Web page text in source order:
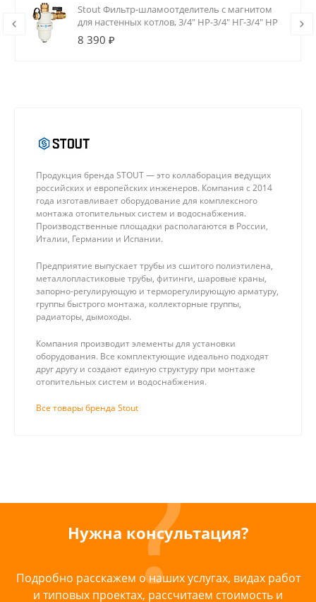
Stout Фильтр-шламоотделитель с магнитом
для настенных котлов, 3/4" НР-3/4" НГ-3/4" НР
8 390 ₽
Продукция бренда STOUT — это коллаборация ведущих
российских и европейских инженеров. Компания с 2014
года изготавливает оборудование для комплексного
монтажа отопительных систем и водоснабжения.
Производственные площадки располагаются в России,
Италии, Германии и Испании.
Предприятие выпускает трубы из сшитого полиэтилена,
металлопластиковые трубы, фитинги, шаровые краны,
запорно-регулирующую и терморегулирующую арматуру,
группы быстрого монтажа, коллекторные группы,
радиаторы, дымоходы.
Компания производит элементы для установки
оборудования. Все комплектующие идеально подходят
друг другу и создают единую структуру при монтаже
отопительных систем и водоснабжения.
Все товары бренда Stout
Нужна консультация?
Подробно расскажем о наших услугах, видах работ
и типовых проектах, рассчитаем стоимость и